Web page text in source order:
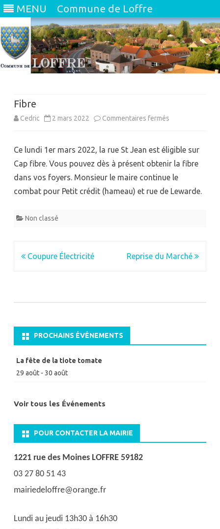
MENU Commune de Loffre
Fibre
Cedric 2 mars 2022 Commentaires fermés
Ce lundi 1er mars 2022, la rue St Jean est éligible sur
Cap fibre. Vous pouvez dès à présent obtenir la fibre
dans vos foyers. Monsieur le maire continue le
combat pour Petit crédit (hameau) et rue de Lewarde.
Non classé
Navigation
Coupure Électricité Reprise du Marché
PROCHAINS ÉVÉNEMENTS
La fête de la tiote tomate
29 août - 30 août
Voir tous les Événements
POUR CONTACTER LA MAIRIE
1221 rue des Moines LOFFRE 59182
03 27 80 51 43
mairiedeloffre@orange.fr
Lundi au jeudi 13h30 à 16h30